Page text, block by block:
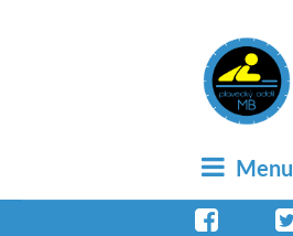
Menu